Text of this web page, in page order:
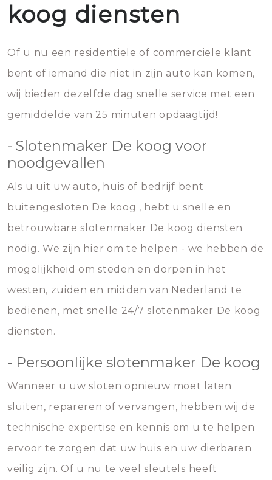
koog diensten
Of u nu een residentiële of commerciële klant
bent of iemand die niet in zijn auto kan komen,
wij bieden dezelfde dag snelle service met een
gemiddelde van 25 minuten opdaagtijd!
- Slotenmaker De koog voor
noodgevallen
Als u uit uw auto, huis of bedrijf bent
buitengesloten De koog , hebt u snelle en
betrouwbare slotenmaker De koog diensten
nodig. We zijn hier om te helpen - we hebben de
mogelijkheid om steden en dorpen in het
westen, zuiden en midden van Nederland te
bedienen, met snelle 24/7 slotenmaker De koog
diensten.
- Persoonlijke slotenmaker De koog
Wanneer u uw sloten opnieuw moet laten
sluiten, repareren of vervangen, hebben wij de
technische expertise en kennis om u te helpen
ervoor te zorgen dat uw huis en uw dierbaren
veilig zijn. Of u nu te veel sleutels heeft